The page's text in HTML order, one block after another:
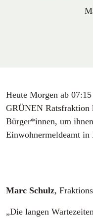
Heute Morgen ab
GRÜNEN Ratsfraktion
Bürger*innen, um
Einwohnermeldeamt in
Marc Schulz,
„Die langen